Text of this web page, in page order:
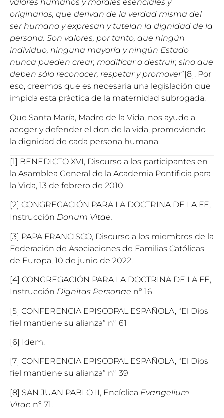
originarios, que derivan de la verdad misma del
ser humano y expresan y tutelan la dignidad de la
persona. Son valores, por tanto, que ningún
individuo, ninguna mayoría y ningún Estado
nunca pueden crear, modificar o destruir, sino que
deben sólo reconocer, respetar y promover”[8]. Por
eso, creemos que es necesaria una legislación que
impida esta práctica de la maternidad subrogada.
Que Santa María, Madre de la Vida, nos ayude a
acoger y defender el don de la vida, promoviendo
la dignidad de cada persona humana.
[1] BENEDICTO XVI, Discurso a los participantes en
la Asamblea General de la Academia Pontificia para
la Vida, 13 de febrero de 2010.
[2] CONGREGACIÓN PARA LA DOCTRINA DE LA FE,
Instrucción Donum Vitae.
[3] PAPA FRANCISCO, Discurso a los miembros de la
Federación de Asociaciones de Familias Católicas
de Europa, 10 de junio de 2022.
[4] CONGREGACIÓN PARA LA DOCTRINA DE LA FE,
Instrucción Dignitas Personae nº 16.
[5] CONFERENCIA EPISCOPAL ESPAÑOLA, “El Dios
fiel mantiene su alianza” nº 61
[6] Idem.
[7] CONFERENCIA EPISCOPAL ESPAÑOLA, “El Dios
fiel mantiene su alianza” nº 39
[8] SAN JUAN PABLO II, Encíclica Evangelium
Vitae nº 71.